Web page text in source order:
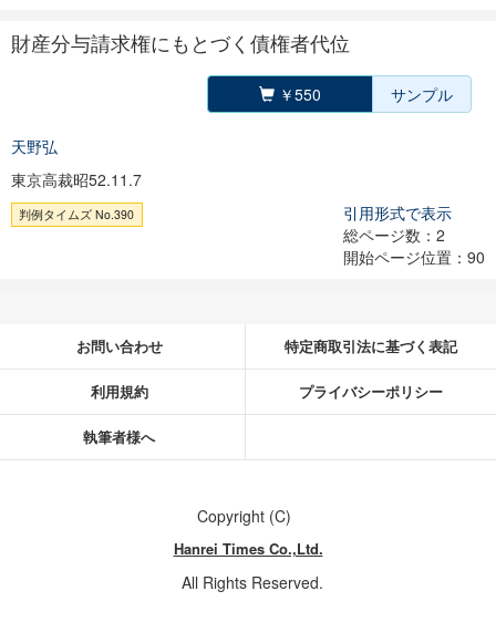
財産分与請求権にもとづく債権者代位
￥550 サンプル
天野弘
東京高裁昭52.11.7
判例タイムズ No.390
引用形式で表示
総ページ数：2
開始ページ位置：90
お問い合わせ 特定商取引法に基づく表記
利用規約 プライバシーポリシー
執筆者様へ
Copyright (C)
Hanrei Times Co.,Ltd.
All Rights Reserved.